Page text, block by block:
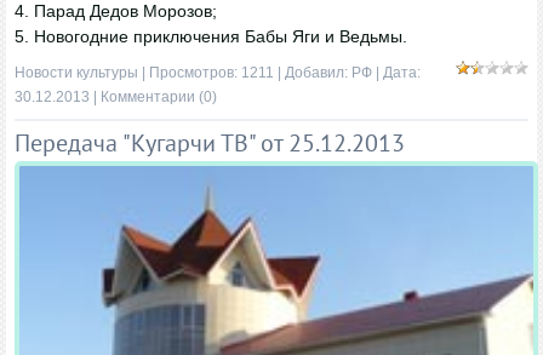
4. Парад Дедов Морозов;
5. Новогодние приключения Бабы Яги и Ведьмы.
Новости культуры | Просмотров: 1211 | Добавил: РФ | Дата:
30.12.2013
Комментарии (0)
Передача "Кугарчи ТВ" от 25.12.2013